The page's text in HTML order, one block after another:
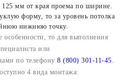
125 мм от края проема по ширине.
форму, то за уровень потолка
нижнюю точку.
особенности, то для выполнения
или
по телефону 8 (800) 301-11-45.
4 вида монтажа: